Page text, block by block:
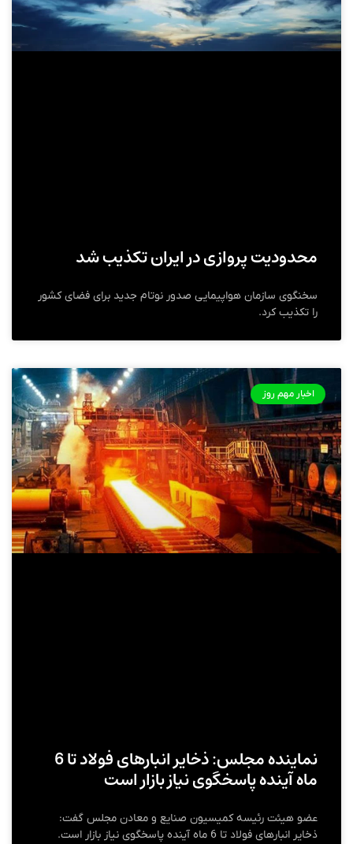
محدودیت پروازی در ایران تکذیب شد
سخنگوی سازمان هواپیمایی صدور نوتام جدید برای فضای کشور
را تکذیب کرد.
اخبار مهم روز
نماینده مجلس: ذخایر انبار‌های فولاد تا 6
ماه آینده پاسخگوی نیاز بازار است
عضو هیئت رئیسه کمیسیون صنایع و معادن مجلس گفت:
ذخایر انبار‌های فولاد تا 6 ماه آینده پاسخگوی نیاز بازار است.